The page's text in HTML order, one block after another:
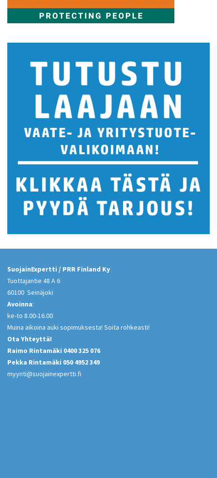
SuojainExpertti / PRR Finland Ky
Tuottajantie 48 A 6
60100 Seinäjoki
Avoinna:
ke-to 8.00-16.00
Muina aikoina auki sopimuksesta! Soita rohkeasti!
Ota Yhteyttä!
Raimo Rintamäki 0400 325 076
Pekka Rintamäki 050 4952 349
myynti@suojainexpertti.fi